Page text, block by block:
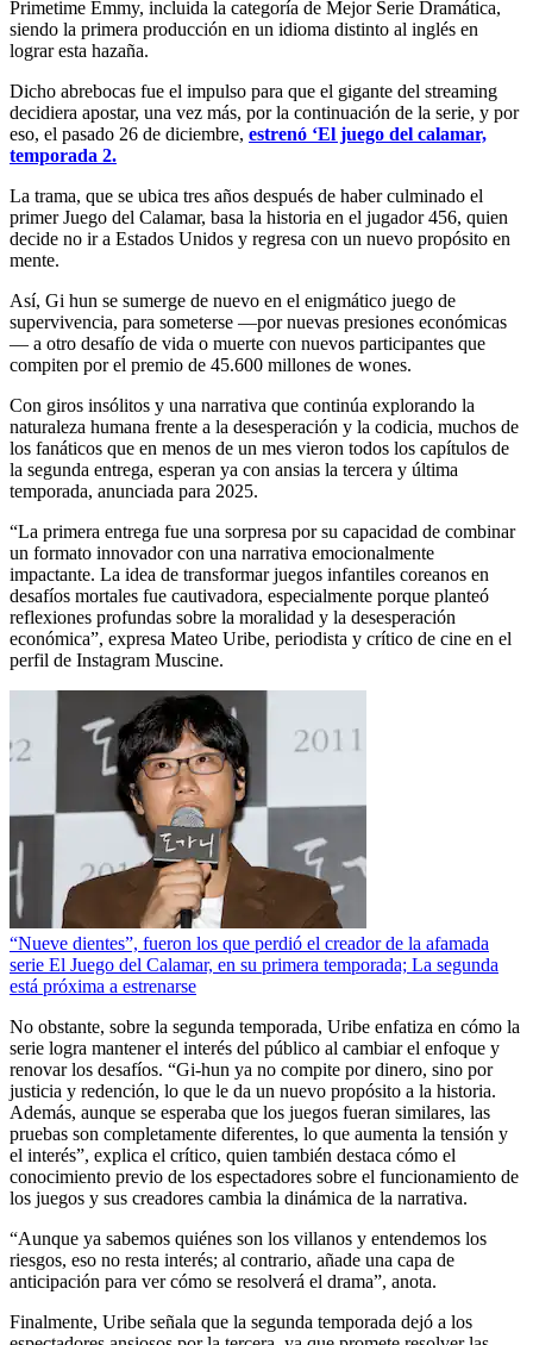
Primetime Emmy, incluida la categoría de Mejor Serie Dramática,
siendo la primera producción en un idioma distinto al inglés en
lograr esta hazaña.
Dicho abrebocas fue el impulso para que el gigante del streaming
decidiera apostar, una vez más, por la continuación de la serie, y por
eso, el pasado 26 de diciembre, estrenó ‘El juego del calamar,
temporada 2.
La trama, que se ubica tres años después de haber culminado el
primer Juego del Calamar, basa la historia en el jugador 456, quien
decide no ir a Estados Unidos y regresa con un nuevo propósito en
mente.
Así, Gi hun se sumerge de nuevo en el enigmático juego de
supervivencia, para someterse —por nuevas presiones económicas
— a otro desafío de vida o muerte con nuevos participantes que
compiten por el premio de 45.600 millones de wones.
Con giros insólitos y una narrativa que continúa explorando la
naturaleza humana frente a la desesperación y la codicia, muchos de
los fanáticos que en menos de un mes vieron todos los capítulos de
la segunda entrega, esperan ya con ansias la tercera y última
temporada, anunciada para 2025.
“La primera entrega fue una sorpresa por su capacidad de combinar
un formato innovador con una narrativa emocionalmente
impactante. La idea de transformar juegos infantiles coreanos en
desafíos mortales fue cautivadora, especialmente porque planteó
reflexiones profundas sobre la moralidad y la desesperación
económica”, expresa Mateo Uribe, periodista y crítico de cine en el
perfil de Instagram Muscine.
“Nueve dientes”, fueron los que perdió el creador de la afamada
serie El Juego del Calamar, en su primera temporada; La segunda
está próxima a estrenarse
No obstante, sobre la segunda temporada, Uribe enfatiza en cómo la
serie logra mantener el interés del público al cambiar el enfoque y
renovar los desafíos. “Gi-hun ya no compite por dinero, sino por
justicia y redención, lo que le da un nuevo propósito a la historia.
Además, aunque se esperaba que los juegos fueran similares, las
pruebas son completamente diferentes, lo que aumenta la tensión y
el interés”, explica el crítico, quien también destaca cómo el
conocimiento previo de los espectadores sobre el funcionamiento de
los juegos y sus creadores cambia la dinámica de la narrativa.
“Aunque ya sabemos quiénes son los villanos y entendemos los
riesgos, eso no resta interés; al contrario, añade una capa de
anticipación para ver cómo se resolverá el drama”, anota.
Finalmente, Uribe señala que la segunda temporada dejó a los